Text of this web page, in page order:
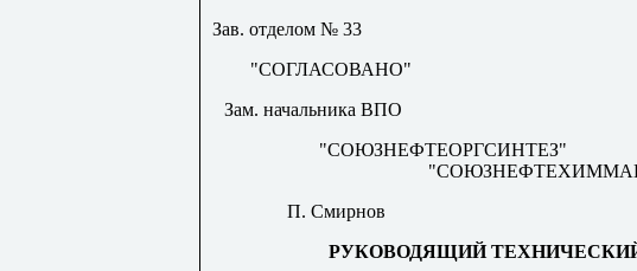
Зав. отделом № 33
"СОГЛАСОВАНО"
Зам. начальника ВПО
"СОЮЗНЕФТЕОРГСИНТЕЗ"
П. Смирнов
РУКОВОДЯЩИЙ